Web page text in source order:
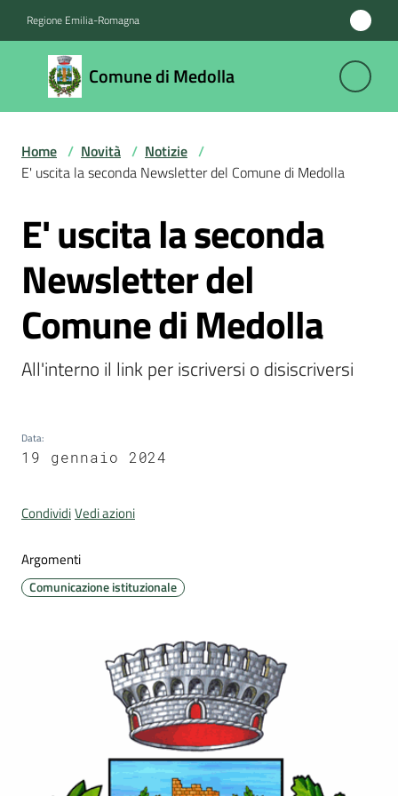
Regione Emilia-Romagna
Comune di Medolla
Comune
di
Medolla
Novità
Menu selezionato
Servizi
Vivere
il
Comune
Associazioni
Newsletter
Home / Novità / Notizie /
E' uscita la seconda Newsletter del Comune di Medolla
Salta al contenuto
E' uscita la seconda
Newsletter del
Comune di Medolla
All'interno il link per iscriversi o disiscriversi
Data:
19 gennaio 2024
CondividiVedi azioni
Argomenti
Comunicazione istituzionale